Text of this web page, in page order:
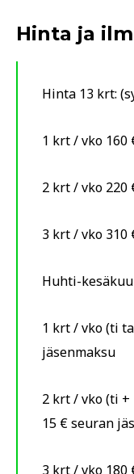
Hinta ja
Hinta 13 krt:
1 krt / vko 160
2 krt / vko 220
3 krt / vko 310
Huhti-
1 krt / vko (ti
jäsenmaksu
2 krt / vko (ti +
15 € seuran
3 krt / vko 180